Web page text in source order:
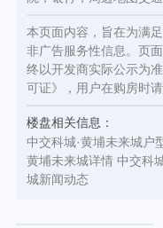
本页面内容，旨在为满
非广告服务性信息。页
终以开发商实际公示为
可证》，用户在购房时
楼盘相关信息：
中交科城·黄埔未来城户
黄埔未来城详情 中交科
城新闻动态